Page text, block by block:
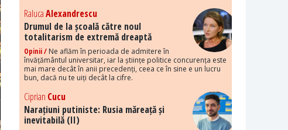
RalucaAlexandrescu
Drumul de la școală către noul
totalitarism de extremă dreaptă
Opinii / Ne aflăm în perioada de admitere în
învățământul universitar, iar la științe politice concurența este
mai mare decât în anii precedenți, ceea ce în sine e un lucru
bun, dacă nu te uiți decât la cifre.
Ciprian Cucu
Narațiuni putiniste: Rusia măreață și
inevitabilă (II)